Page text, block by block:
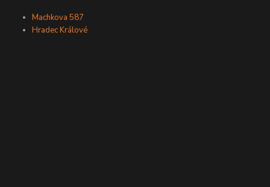
Machkova 587
Hradec Králové